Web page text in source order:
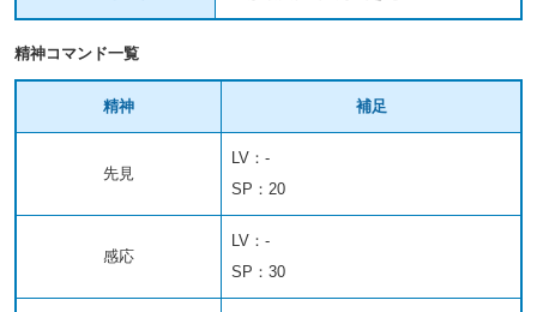
精神コマンド一覧
精神 補足
先見
LV：-
SP：20
感応
LV：-
SP：30